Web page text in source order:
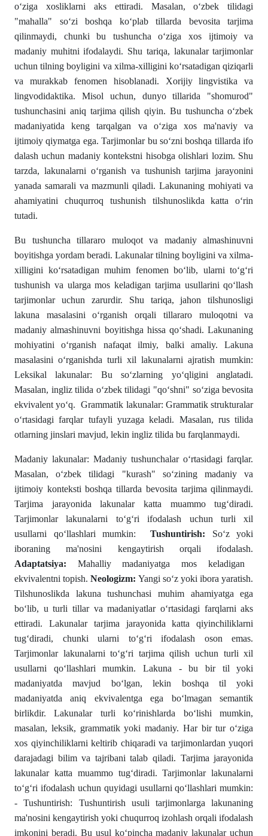
о‘ziga xosliklarni aks ettiradi. Masalan, о‘zbek tilidagi
"mahalla" sо‘zi boshqa kо‘plab tillarda bevosita tarjima
qilinmaydi, chunki bu tushuncha о‘ziga xos ijtimoiy va
madaniy muhitni ifodalaydi. Shu tariqa, lakunalar tarjimonlar
uchun tilning boyligini va xilma-xilligini kо‘rsatadigan qiziqarli
va murakkab fenomen hisoblanadi. Xorijiy lingvistika va
lingvodidaktika. Misol uchun, dunyo tillarida "shomurod"
tushunchasini aniq tarjima qilish qiyin. Bu tushuncha о‘zbek
madaniyatida keng tarqalgan va о‘ziga xos ma'naviy va
ijtimoiy qiymatga ega. Tarjimonlar bu sо‘zni boshqa tillarda ifo
dalash uchun madaniy kontekstni hisobga olishlari lozim. Shu
tarzda, lakunalarni о‘rganish va tushunish tarjima jarayonini
yanada samarali va mazmunli qiladi. Lakunaning mohiyati va
ahamiyatini chuqurroq tushunish tilshunoslikda katta о‘rin
tutadi.
Bu tushuncha tillararo muloqot va madaniy almashinuvni
boyitishga yordam beradi. Lakunalar tilning boyligini va xilma-
xilligini kо‘rsatadigan muhim fenomen bо‘lib, ularni tо‘g‘ri
tushunish va ularga mos keladigan tarjima usullarini qо‘llash
tarjimonlar uchun zarurdir. Shu tariqa, jahon tilshunosligi
lakuna masalasini о‘rganish orqali tillararo muloqotni va
madaniy almashinuvni boyitishga hissa qо‘shadi. Lakunaning
mohiyatini о‘rganish nafaqat ilmiy, balki amaliy. Lakuna
masalasini о‘rganishda turli xil lakunalarni ajratish mumkin:
Leksikal lakunalar: Bu sо‘zlarning yо‘qligini anglatadi.
Masalan, ingliz tilida о‘zbek tilidagi "qо‘shni" sо‘ziga bevosita
ekvivalent yо‘q. Grammatik lakunalar: Grammatik strukturalar
о‘rtasidagi farqlar tufayli yuzaga keladi. Masalan, rus tilida
otlarning jinslari mavjud, lekin ingliz tilida bu farqlanmaydi.
Madaniy lakunalar: Madaniy tushunchalar о‘rtasidagi farqlar.
Masalan, о‘zbek tilidagi "kurash" sо‘zining madaniy va
ijtimoiy konteksti boshqa tillarda bevosita tarjima qilinmaydi.
Tarjima jarayonida lakunalar katta muammo tug‘diradi.
Tarjimonlar lakunalarni tо‘g‘ri ifodalash uchun turli xil
usullarni qо‘llashlari mumkin:
Tushuntirish: Sо‘z yoki
iboraning ma'nosini kengaytirish orqali ifodalash.
Adaptatsiya: Mahalliy madaniyatga mos keladigan
ekvivalentni topish.Neologizm: Yangi sо‘z yoki ibora yaratish.
Tilshunoslikda lakuna tushunchasi muhim ahamiyatga ega
bо‘lib, u turli tillar va madaniyatlar о‘rtasidagi farqlarni aks
ettiradi. Lakunalar tarjima jarayonida katta qiyinchiliklarni
tug‘diradi, chunki ularni tо‘g‘ri ifodalash oson emas.
Tarjimonlar lakunalarni tо‘g‘ri tarjima qilish uchun turli xil
usullarni qо‘llashlari mumkin. Lakuna - bu bir til yoki
madaniyatda mavjud bо‘lgan, lekin boshqa til yoki
madaniyatda aniq ekvivalentga ega bо‘lmagan semantik
birlikdir. Lakunalar turli kо‘rinishlarda bо‘lishi mumkin,
masalan, leksik, grammatik yoki madaniy. Har bir tur о‘ziga
xos qiyinchiliklarni keltirib chiqaradi va tarjimonlardan yuqori
darajadagi bilim va tajribani talab qiladi. Tarjima jarayonida
lakunalar katta muammo tug‘diradi. Tarjimonlar lakunalarni
tо‘g‘ri ifodalash uchun quyidagi usullarni qо‘llashlari mumkin:
- Tushuntirish: Tushuntirish usuli tarjimonlarga lakunaning
ma'nosini kengaytirish yoki chuqurroq izohlash orqali ifodalash
imkonini beradi. Bu usul kо‘pincha madaniy lakunalar uchun